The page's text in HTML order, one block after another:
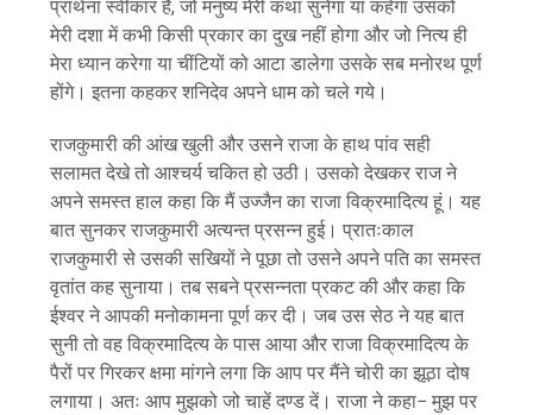
प्रार्थना स्वीकार है, जो मनुष्य मेरी कथा सुनेगा या कहेगा उसको
मेरी दशा में कभी किसी प्रकार का दुख नहीं होगा और जो नित्य ही
मेरा ध्यान करेगा या चींटियों को आटा डालेगा उसके सब मनोरथ पूर्ण
होंगे। इतना कहकर शनिदेव अपने धाम को चले गये।
राजकुमारी की आंख खुली और उसने राजा के हाथ पांव सही
सलामत देखे तो आश्चर्य चकित हो उठी। उसको देखकर राज ने
अपने समस्त हाल कहा कि मैं उज्जैन का राजा विक्रमादित्य हूं। यह
बात सुनकर राजकुमारी अत्यन्त प्रसन्न हुई। प्रातःकाल
राजकुमारी से उसकी सखियों ने पूछा तो उसने अपने पति का समस्त
वृतांत कह सुनाया। तब सबने प्रसन्नता प्रकट की और कहा कि
ईश्वर ने आपकी मनोकामना पूर्ण कर दी। जब उस सेठ ने यह बात
सुनी तो वह विक्रमादित्य के पास आया और राजा विक्रमादित्य के
पैरों पर गिरकर क्षमा मांगने लगा कि आप पर मैंने चोरी का झूठा दोष
लगाया। अतः आप मुझको जो चाहें दण्ड दें। राजा ने कहा− मुझ पर